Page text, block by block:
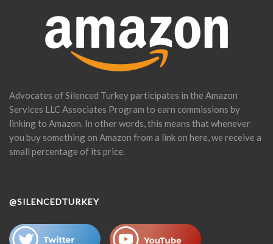
Advocates of Silenced Turkey participates in the Amazon
Services LLC Associates Program to earn commissions by
linking to Amazon. In other words, this means that whenever
you buy something on Amazon from a link on here, we receive a
small percentage of its price.
@SILENCEDTURKEY